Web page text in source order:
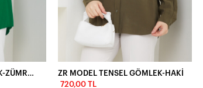
SIRTI DÜĞMELİ GÖMLEK-ZÜMRÜT YEŞİLİ
ZR MODEL TENSEL GÖMLEK-HAKİ
720,00 TL